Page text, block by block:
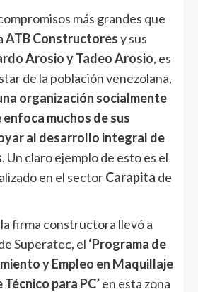
más grandes que
ATB Constructoresy sus
Arosio y Tadeo Arosio, es
de la población venezolana,
organización socialmente
muchos de sus
al desarrollo integral de
. Un claro ejemplo de esto es el
en el sectorCarapita de
firma constructora llevó a
Superatec, el ‘Programa de
y Empleo en Maquillaje
para PC’en esta zona